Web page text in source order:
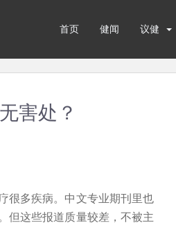
首页 健闻 议健
害处？
很多疾病。中文专业期刊里也
但这些报道质量较差，不被主